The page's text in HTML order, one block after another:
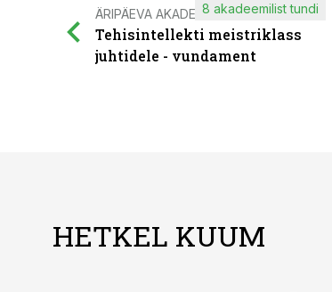
ÄRIPÄEVA AKADEEMIA
Tehisintellekti meistriklass
juhtidele - vundament
8 akadeemilist tundi
HETKEL KUUM